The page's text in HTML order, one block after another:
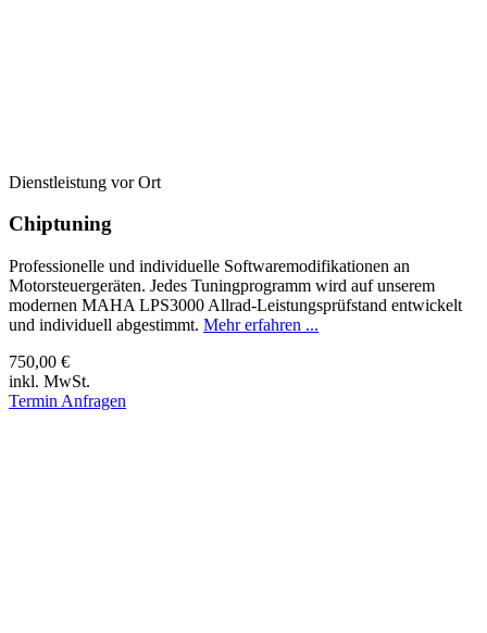
Dienstleistung vor Ort
Chiptuning
Professionelle und individuelle Softwaremodifikationen an
Motorsteuergeräten. Jedes Tuningprogramm wird auf unserem
modernen MAHA LPS3000 Allrad-Leistungsprüfstand entwickelt
und individuell abgestimmt. Mehr erfahren ...
750,00 €
inkl. MwSt.
Termin Anfragen